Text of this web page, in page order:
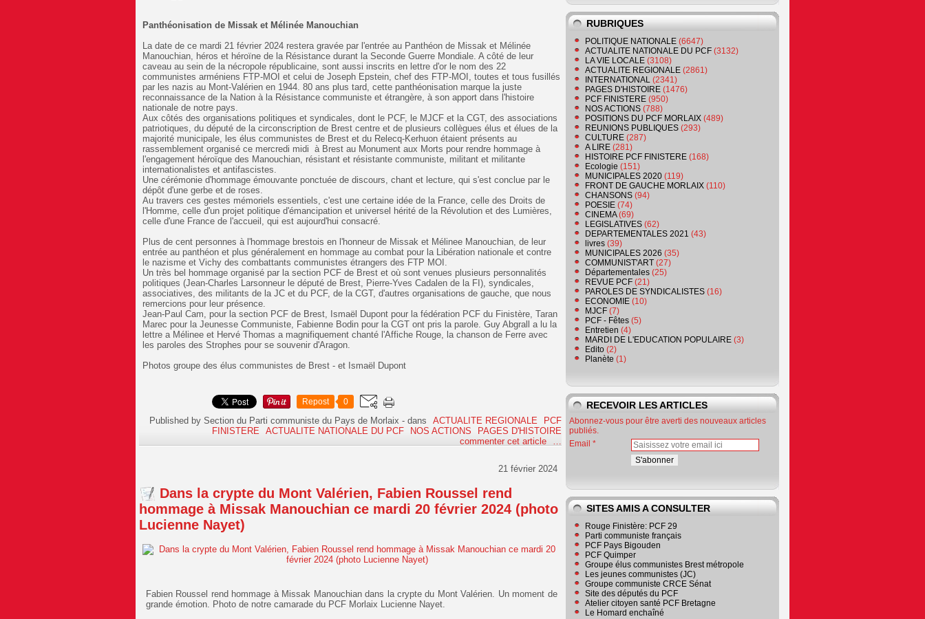
Panthéonisation de Missak et Mélinée Manouchian
La date de ce mardi 21 février 2024 restera gravée par l'entrée au Panthéon de Missak et Mélinée
Manouchian, héros et héroïne de la Résistance durant la Seconde Guerre Mondiale. A côté de leur
caveau au sein de la nécropole républicaine, sont aussi inscrits en lettre d'or le nom des 22
communistes arméniens FTP-MOI et celui de Joseph Epstein, chef des FTP-MOI, toutes et tous fusillés
par les nazis au Mont-Valérien en 1944. 80 ans plus tard, cette panthéonisation marque la juste
reconnaissance de la Nation à la Résistance communiste et étrangère, à son apport dans l'histoire
nationale de notre pays.
Aux côtés des organisations politiques et syndicales, dont le PCF, le MJCF et la CGT, des associations
patriotiques, du député de la circonscription de Brest centre et de plusieurs collègues élus et élues de la
majorité municipale, les élus communistes de Brest et du Relecq-Kerhuon étaient présents au
rassemblement organisé ce mercredi midi à Brest au Monument aux Morts pour rendre hommage à
l'engagement héroïque des Manouchian, résistant et résistante communiste, militant et militante
internationalistes et antifascistes.
Une cérémonie d'hommage émouvante ponctuée de discours, chant et lecture, qui s'est conclue par le
dépôt d'une gerbe et de roses.
Au travers ces gestes mémoriels essentiels, c'est une certaine idée de la France, celle des Droits de
l'Homme, celle d'un projet politique d'émancipation et universel hérité de la Révolution et des Lumières,
celle d'une France de l'accueil, qui est aujourd'hui consacré.
Plus de cent personnes à l'hommage brestois en l'honneur de Missak et Mélinee Manouchian, de leur
entrée au panthéon et plus généralement en hommage au combat pour la Libération nationale et contre
le nazisme et Vichy des combattants communistes étrangers des FTP MOI.
Un très bel hommage organisé par la section PCF de Brest et où sont venues plusieurs personnalités
politiques (Jean-Charles Larsonneur le député de Brest, Pierre-Yves Cadalen de la FI), syndicales,
associatives, des militants de la JC et du PCF, de la CGT, d'autres organisations de gauche, que nous
remercions pour leur présence.
Jean-Paul Cam, pour la section PCF de Brest, Ismaël Dupont pour la fédération PCF du Finistère, Taran
Marec pour la Jeunesse Communiste, Fabienne Bodin pour la CGT ont pris la parole. Guy Abgrall a lu la
lettre a Mélinee et Hervé Thomas a magnifiquement chanté l'Affiche Rouge, la chanson de Ferre avec
les paroles des Strophes pour se souvenir d'Aragon.
Photos groupe des élus communistes de Brest - et Ismaël Dupont
Repost 0
Published by Section du Parti communiste du Pays de Morlaix -dans ACTUALITE REGIONALE
PCF
FINISTERE
ACTUALITE NATIONALE DU PCF NOS ACTIONS
PAGES D'HISTOIRE
commenter cet article
…
21 février 2024
Dans la crypte du Mont Valérien, Fabien Roussel rend
hommage à Missak Manouchian ce mardi 20 février 2024 (photo
Lucienne Nayet)
Fabien Roussel rend hommage à Missak Manouchian dans la crypte du Mont Valérien. Un moment de
grande émotion. Photo de notre camarade du PCF Morlaix Lucienne Nayet.
RUBRIQUES
POLITIQUE NATIONALE (6647)
ACTUALITE NATIONALE DU PCF (3132)
LA VIE LOCALE (3108)
ACTUALITE REGIONALE (2861)
INTERNATIONAL (2341)
PAGES D'HISTOIRE (1476)
PCF FINISTERE (950)
NOS ACTIONS (788)
POSITIONS DU PCF MORLAIX (489)
REUNIONS PUBLIQUES (293)
CULTURE (287)
A LIRE (281)
HISTOIRE PCF FINISTERE (168)
Ecologie (151)
MUNICIPALES 2020 (119)
FRONT DE GAUCHE MORLAIX (110)
CHANSONS (94)
POESIE (74)
CINEMA(69)
LEGISLATIVES (62)
DEPARTEMENTALES 2021 (43)
livres (39)
MUNICIPALES 2026 (35)
COMMUNIST'ART (27)
Départementales (25)
REVUE PCF (21)
PAROLES DE SYNDICALISTES (16)
ECONOMIE (10)
MJCF (7)
PCF - Fêtes (5)
Entretien (4)
MARDI DE L'EDUCATION POPULAIRE (3)
Edito (2)
Planète (1)
RECEVOIR LES ARTICLES
Abonnez-vous pour être averti des nouveaux articles
publiés.
Email
SITES AMIS A CONSULTER
Rouge Finistère: PCF 29
Parti communiste français
PCF Pays Bigouden
PCF Quimper
Groupe élus communistes Brest métropole
Les jeunes communistes (JC)
Groupe communiste CRCE Sénat
Site des députés du PCF
Atelier citoyen santé PCF Bretagne
Le Homard enchaîné